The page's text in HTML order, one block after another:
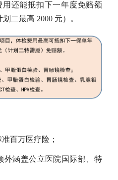
还能抵扣下一年度免赔额
二最高 2000 元）。
百万医疗险；
外涵盖公立医院国际部、特